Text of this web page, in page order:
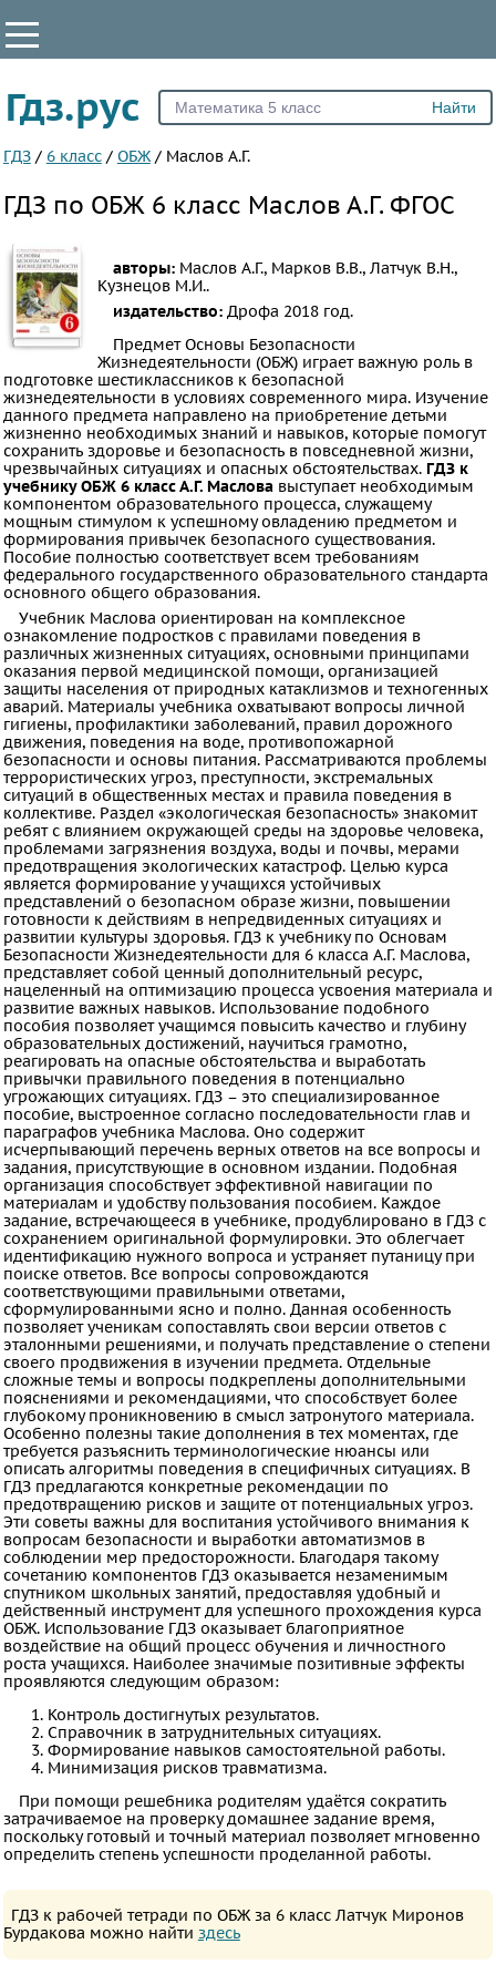
Все
5
7
8
9
10
11
ПРЕДМЕТЫ
Все
предметы
Математика
Английский
язык
Русский
язык
Физика
Немецкий
язык
Белорусский
язык
Украинский
язык
Французский
язык
Биология
История
Информатика
ОБЖ
География
Природоведение
Музыка
ИЗО
Литература
Обществознание
Экология
Технология
Естествознание
Испанский
язык
Искусство
Китайский
язык
Кубановедение
Казахский
язык
Физкультура
Основы
культуры
ВИДЕОРЕШЕНИЯ
Гдз.рус
ГДЗ / 6 класс / ОБЖ / Маслов А.Г.
ГДЗ по ОБЖ 6 класс Маслов А.Г. ФГОС
авторы: Маслов А.Г., Марков В.В., Латчук В.Н.,
Кузнецов М.И..
издательство: Дрофа 2018 год.
Предмет Основы Безопасности
Жизнедеятельности (ОБЖ) играет важную роль в
подготовке шестиклассников к безопасной
жизнедеятельности в условиях современного мира. Изучение
данного предмета направлено на приобретение детьми
жизненно необходимых знаний и навыков, которые помогут
сохранить здоровье и безопасность в повседневной жизни,
чрезвычайных ситуациях и опасных обстоятельствах. ГДЗ к
учебнику ОБЖ 6 класс А.Г. Масловавыступает необходимым
компонентом образовательного процесса, служащему
мощным стимулом к успешному овладению предметом и
формирования привычек безопасного существования.
Пособие полностью соответствует всем требованиям
федерального государственного образовательного стандарта
основного общего образования.
Учебник Маслова ориентирован на комплексное
ознакомление подростков с правилами поведения в
различных жизненных ситуациях, основными принципами
оказания первой медицинской помощи, организацией
защиты населения от природных катаклизмов и техногенных
аварий. Материалы учебника охватывают вопросы личной
гигиены, профилактики заболеваний, правил дорожного
движения, поведения на воде, противопожарной
безопасности и основы питания. Рассматриваются проблемы
террористических угроз, преступности, экстремальных
ситуаций в общественных местах и правила поведения в
коллективе. Раздел «экологическая безопасность» знакомит
ребят с влиянием окружающей среды на здоровье человека,
проблемами загрязнения воздуха, воды и почвы, мерами
предотвращения экологических катастроф. Целью курса
является формирование у учащихся устойчивых
представлений о безопасном образе жизни, повышении
готовности к действиям в непредвиденных ситуациях и
развитии культуры здоровья. ГДЗ к учебнику по Основам
Безопасности Жизнедеятельности для 6 класса А.Г. Маслова,
представляет собой ценный дополнительный ресурс,
нацеленный на оптимизацию процесса усвоения материала и
развитие важных навыков. Использование подобного
пособия позволяет учащимся повысить качество и глубину
образовательных достижений, научиться грамотно,
реагировать на опасные обстоятельства и выработать
привычки правильного поведения в потенциально
угрожающих ситуациях. ГДЗ – это специализированное
пособие, выстроенное согласно последовательности глав и
параграфов учебника Маслова. Оно содержит
исчерпывающий перечень верных ответов на все вопросы и
задания, присутствующие в основном издании. Подобная
организация способствует эффективной навигации по
материалам и удобству пользования пособием. Каждое
задание, встречающееся в учебнике, продублировано в ГДЗ с
сохранением оригинальной формулировки. Это облегчает
идентификацию нужного вопроса и устраняет путаницу при
поиске ответов. Все вопросы сопровождаются
соответствующими правильными ответами,
сформулированными ясно и полно. Данная особенность
позволяет ученикам сопоставлять свои версии ответов с
эталонными решениями, и получать представление о степени
своего продвижения в изучении предмета. Отдельные
сложные темы и вопросы подкреплены дополнительными
пояснениями и рекомендациями, что способствует более
глубокому проникновению в смысл затронутого материала.
Особенно полезны такие дополнения в тех моментах, где
требуется разъяснить терминологические нюансы или
описать алгоритмы поведения в специфичных ситуациях. В
ГДЗ предлагаются конкретные рекомендации по
предотвращению рисков и защите от потенциальных угроз.
Эти советы важны для воспитания устойчивого внимания к
вопросам безопасности и выработки автоматизмов в
соблюдении мер предосторожности. Благодаря такому
сочетанию компонентов ГДЗ оказывается незаменимым
спутником школьных занятий, предоставляя удобный и
действенный инструмент для успешного прохождения курса
ОБЖ. Использование ГДЗ оказывает благоприятное
воздействие на общий процесс обучения и личностного
роста учащихся. Наиболее значимые позитивные эффекты
проявляются следующим образом:
Контроль достигнутых результатов.
Справочник в затруднительных ситуациях.
Формирование навыков самостоятельной работы.
Минимизация рисков травматизма.
При помощи решебника родителям удаётся сократить
затрачиваемое на проверку домашнее задание время,
поскольку готовый и точный материал позволяет мгновенно
определить степень успешности проделанной работы.
ГДЗ к рабочей тетради по ОБЖ за 6 класс Латчук Миронов
Бурдакова можно найти здесь